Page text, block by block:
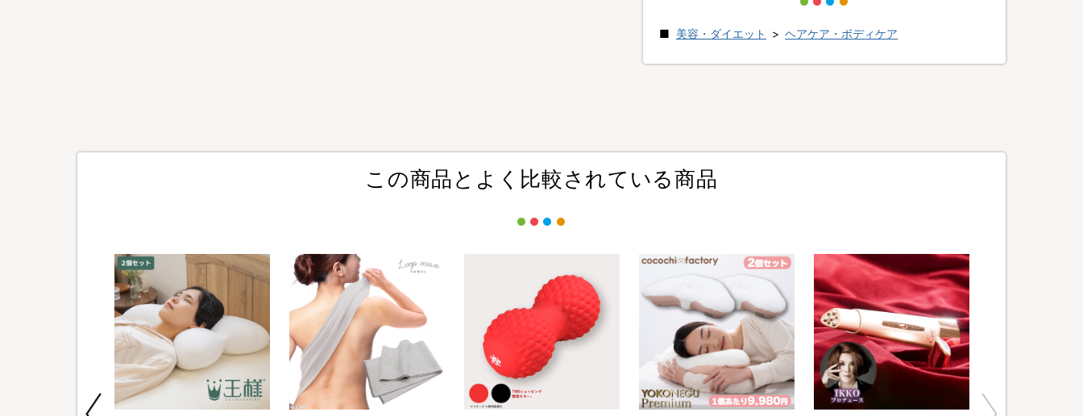
美容・ダイエット > ヘアケア・ボディケア
この商品とよく比較されている商品